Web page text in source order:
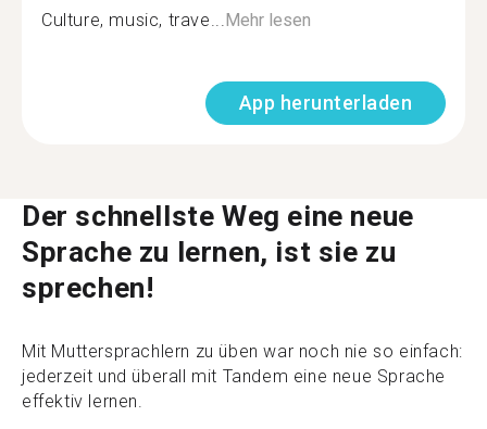
Culture, music, trave... Mehr lesen
App herunterladen
Der schnellste Weg eine neue
Sprache zu lernen, ist sie zu
sprechen!
Mit Muttersprachlern zu üben war noch nie so einfach:
jederzeit und überall mit Tandem eine neue Sprache
effektiv lernen.